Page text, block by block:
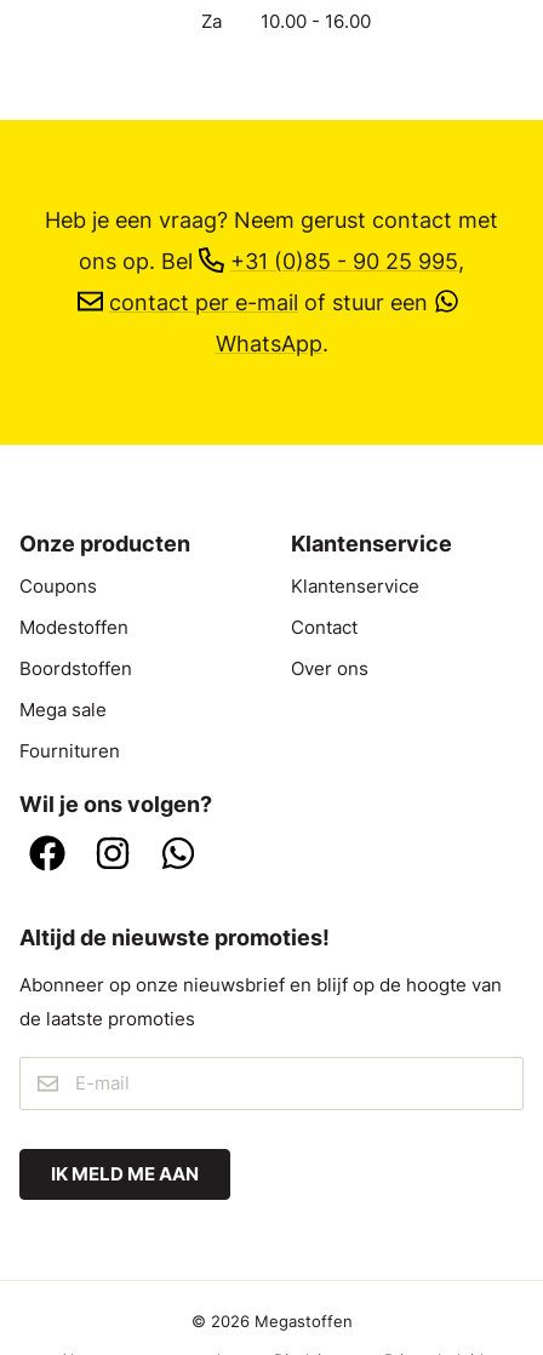
Za
10.00 - 16.00
Heb je een vraag? Neem gerust contact met
ons op. Bel +31 (0)85 - 90 25 995,
contact per e-mail of stuur een
WhatsApp.
Onze producten
Coupons
Modestoffen
Boordstoffen
Mega sale
Fournituren
Klantenservice
Klantenservice
Contact
Over ons
Wil je ons volgen?
Altijd de nieuwste promoties!
Abonneer op onze nieuwsbrief en blijf op de hoogte van
de laatste promoties
IK MELD ME AAN
© 2026 Megastoffen